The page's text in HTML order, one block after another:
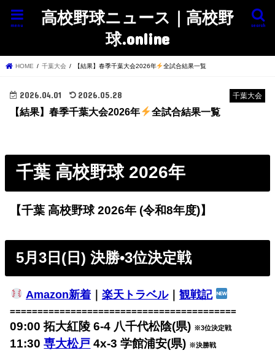
高校野球ニュース｜高校野
球.online
search
menu
HOME 千葉大会 【結果】春季千葉大会2026年 全試合結果一覧
千葉大会
2026.04.01 2026.05.28
【結果】春季千葉大会2026年 全試合結果一覧
千葉 高校野球 2026年
【千葉 高校野球 2026年 (令和8年度)】
5月3日(日) 決勝•3位決定戦
Amazon新着｜ 楽天トラベル｜ 観戦記
=========================================
09:00 拓大紅陵 6-4 八千代松陰(県) ※3位決定戦
11:30専大松戸 4x-3 学館浦安(県) ※決勝戦